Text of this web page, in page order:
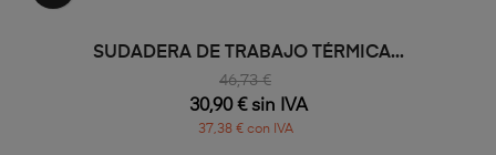
SUDADERA DE TRABAJO TÉRMICA...
46,73 €
30,90 € sin IVA
37,38 € con IVA